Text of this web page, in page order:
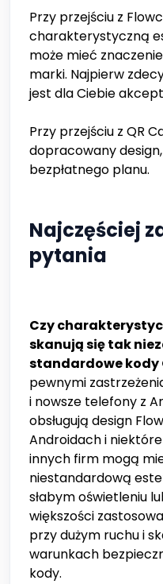
Przy przejściu z
charakterystyczną
może mieć
marki. Najpierw
jest dla Ciebie
Przy przejściu z QR
dopracowany
bezpłatnego planu.
Najczęściej
pytania
Czy
skanują się tak
standardowe kody
pewnymi
i nowsze telefony z
obsługują design
Androidach i
innych firm mogą
niestandardową
słabym oświetleniu
większości
przy dużym ruchu i
warunkach
kody.